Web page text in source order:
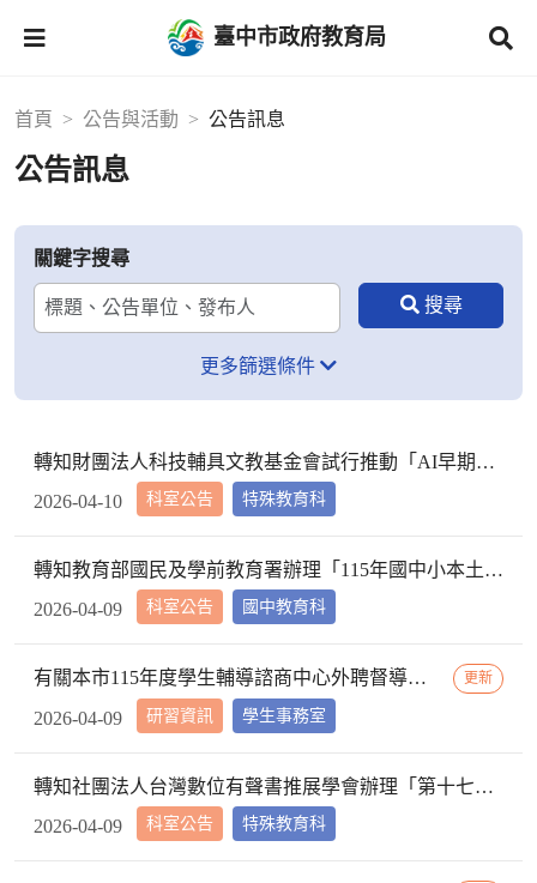
臺中市政府教育局
首頁 公告與活動 公告訊息
公告訊息
關鍵字搜尋
更多篩選條件
科室公告
轉知財團法人科技輔具文教基金會試行推動「AI早期療育x家庭共學數位支持方案」，請查照。
特殊教育科
2026-04-10
科室公告
轉知教育部國民及學前教育署辦理「115年國中小本土教育教材徵集計畫」，鼓勵所屬踴躍參與，請查照。
國中教育科
2026-04-09
研習資訊
有關本市115年度學生輔導諮商中心外聘督導辦理時間及地點案，請轉知派駐貴校專業輔導人員並惠予公假登記，請查照。 更新
學生事務室
2026-04-09
科室公告
轉知社團法人台灣數位有聲書推展學會辦理「第十七屆網站無障礙宣導與推廣活動」報名資訊，請查照。
特殊教育科
2026-04-09